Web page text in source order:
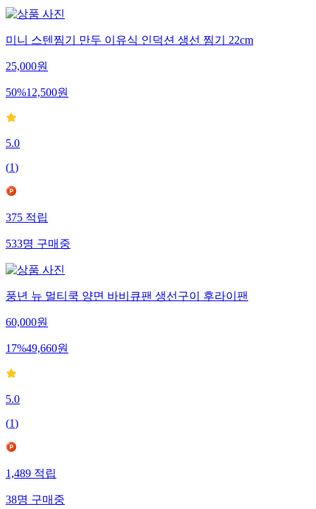
미니 스텐찜기 만두 이유식 인덕션 생선 찜기 22cm
25,000원
50%12,500원
5.0
(1)
375적립
533명구매중
풍년 뉴 멀티쿡 양면 바비큐팬 생선구이 후라이팬
60,000원
17%49,660원
5.0
(1)
1,489적립
38명구매중